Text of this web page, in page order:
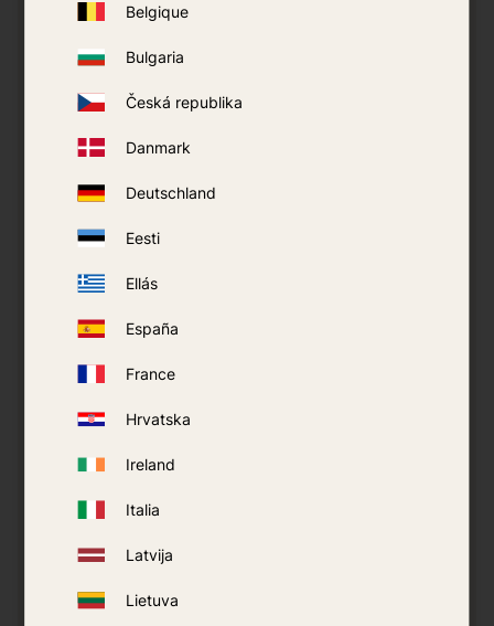
Belgique
Bulgaria
Česká republika
Danmark
Deutschland
Eesti
Ellás
España
France
Hrvatska
Ireland
Italia
Latvija
Lietuva
Area di copertura:
+ elettricità
Richiede alimentazione?